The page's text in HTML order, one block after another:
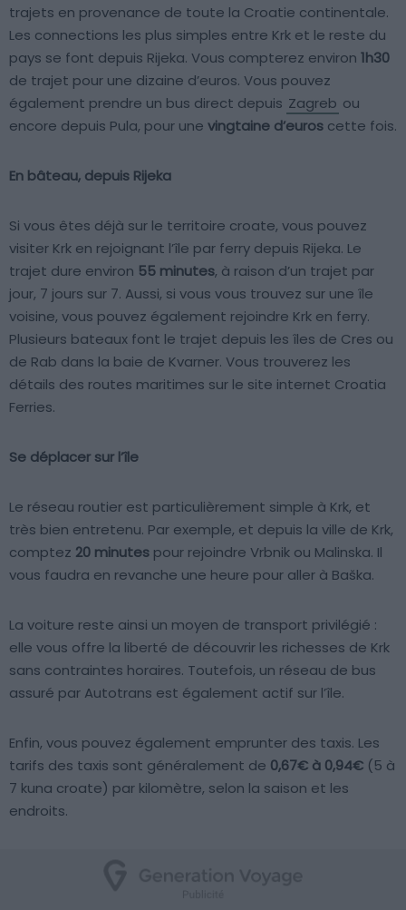
trajets en provenance de toute la Croatie continentale.
Les connections les plus simples entre Krk et le reste du
pays se font depuis Rijeka. Vous compterez environ 1h30
de trajet pour une dizaine d’euros. Vous pouvez
également prendre un bus direct depuis Zagreb ou
encore depuis Pula, pour une vingtaine d’euros cette fois.
En bâteau, depuis Rijeka
Si vous êtes déjà sur le territoire croate, vous pouvez
visiter Krk en rejoignant l’île par ferry depuis Rijeka. Le
trajet dure environ 55 minutes, à raison d’un trajet par
jour, 7 jours sur 7. Aussi, si vous vous trouvez sur une île
voisine, vous pouvez également rejoindre Krk en ferry.
Plusieurs bateaux font le trajet depuis les îles de Cres ou
de Rab dans la baie de Kvarner. Vous trouverez les
détails des routes maritimes sur le site internet Croatia
Ferries.
Se déplacer sur l’île
Le réseau routier est particulièrement simple à Krk, et
très bien entretenu. Par exemple, et depuis la ville de Krk,
comptez 20 minutes pour rejoindre Vrbnik ou Malinska. Il
vous faudra en revanche une heure pour aller à Baška.
La voiture reste ainsi un moyen de transport privilégié :
elle vous offre la liberté de découvrir les richesses de Krk
sans contraintes horaires. Toutefois, un réseau de bus
assuré par Autotrans est également actif sur l’île.
Enfin, vous pouvez également emprunter des taxis. Les
tarifs des taxis sont généralement de 0,67€ à 0,94€ (5 à
7 kuna croate) par kilomètre, selon la saison et les
endroits.